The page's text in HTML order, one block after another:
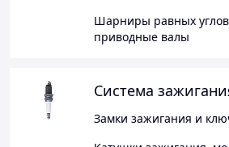
Шарниры равных
приводные валы
Система
Замки зажигания и